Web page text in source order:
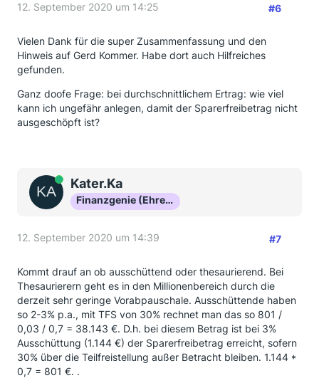
12. September 2020 um 14:25 #6
Vielen Dank für die super Zusammenfassung und den
Hinweis auf Gerd Kommer. Habe dort auch Hilfreiches
gefunden.
Ganz doofe Frage: bei durchschnittlichem Ertrag: wie viel
kann ich ungefähr anlegen, damit der Sparerfreibetrag nicht
ausgeschöpft ist?
OnlineKater.Ka
Finanzgenie (Ehrenmitglied)
12. September 2020 um 14:39 #7
Kommt drauf an ob ausschüttend oder thesaurierend. Bei
Thesaurierern geht es in den Millionenbereich durch die
derzeit sehr geringe Vorabpauschale. Ausschüttende haben
so 2-3% p.a., mit TFS von 30% rechnet man das so 801 /
0,03 / 0,7 = 38.143 €. D.h. bei diesem Betrag ist bei 3%
Ausschüttung (1.144 €) der Sparerfreibetrag erreicht, sofern
30% über die Teilfreistellung außer Betracht bleiben. 1.144 *
0,7 = 801 €. .